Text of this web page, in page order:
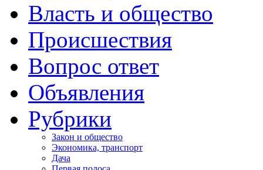
Власть и общество
Происшествия
Вопрос ответ
Объявления
Рубрики
Закон и общество
Экономика, транспорт
Дача